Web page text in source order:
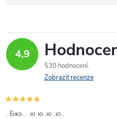
4,9
530 hodnocení
Zobrazit recenze
. Бжз. . .ю ю..ю .ю..